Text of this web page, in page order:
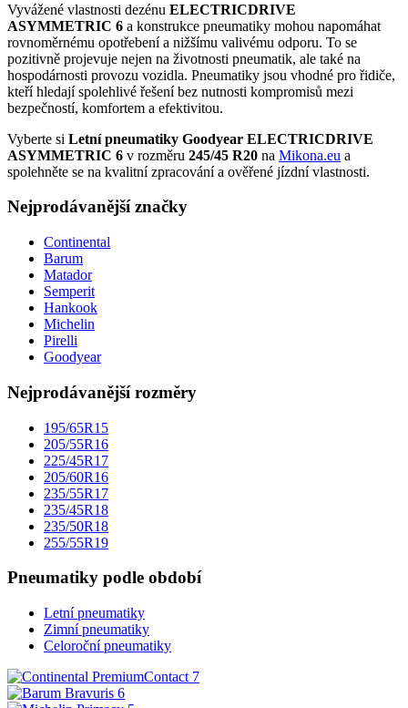
Vyvážené vlastnosti dezénu ELECTRICDRIVE
ASYMMETRIC 6 a konstrukce pneumatiky mohou napomáhat
rovnoměrnému opotřebení a nižšímu valivému odporu. To se
pozitivně projevuje nejen na životnosti pneumatik, ale také na
hospodárnosti provozu vozidla. Pneumatiky jsou vhodné pro řidiče,
kteří hledají spolehlivé řešení bez nutnosti kompromisů mezi
bezpečností, komfortem a efektivitou.
Vyberte si Letní pneumatiky Goodyear ELECTRICDRIVE
ASYMMETRIC 6 v rozměru 245/45 R20 na Mikona.eu a
spolehněte se na kvalitní zpracování a ověřené jízdní vlastnosti.
Nejprodávanější značky
Continental
Barum
Matador
Semperit
Hankook
Michelin
Pirelli
Goodyear
Nejprodávanější rozměry
195/65R15
205/55R16
225/45R17
205/60R16
235/55R17
235/45R18
235/50R18
255/55R19
Pneumatiky podle období
Letní pneumatiky
Zimní pneumatiky
Celoroční pneumatiky